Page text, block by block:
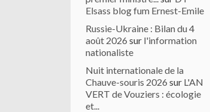
Elsass blog fum Ernest-Emile
Russie-Ukraine : Bilan du 4
août 2026 sur l'information
nationaliste
Nuit internationale de la
Chauve-souris 2026 sur L'AN
VERT de Vouziers : écologie
et...